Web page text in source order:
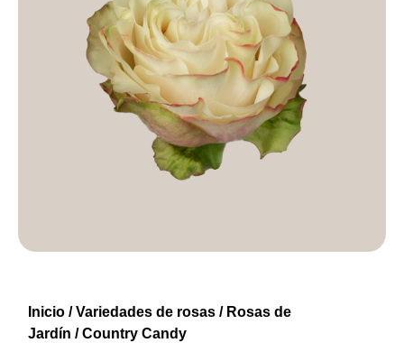
Inicio /Variedades de rosas / Rosas de
Jardín / Country Candy